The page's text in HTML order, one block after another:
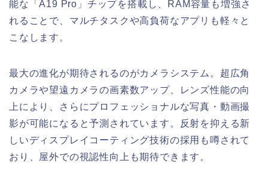
能な「A19 Pro」チップを搭載し、RAM容量も増強さ
れることで、マルチタスクや高負荷なアプリも軽々と
こなします。
最大の進化が期待されるのがカメラシステム。超広角
カメラや望遠カメラの画素数アップ、レンズ性能の向
上により、さらにプロフェッショナルな写真・動画撮
影が可能になると予測されています。反射を抑える新
しいディスプレイコーティング技術の採用も噂されて
おり、屋外での視認性向上も期待できます。